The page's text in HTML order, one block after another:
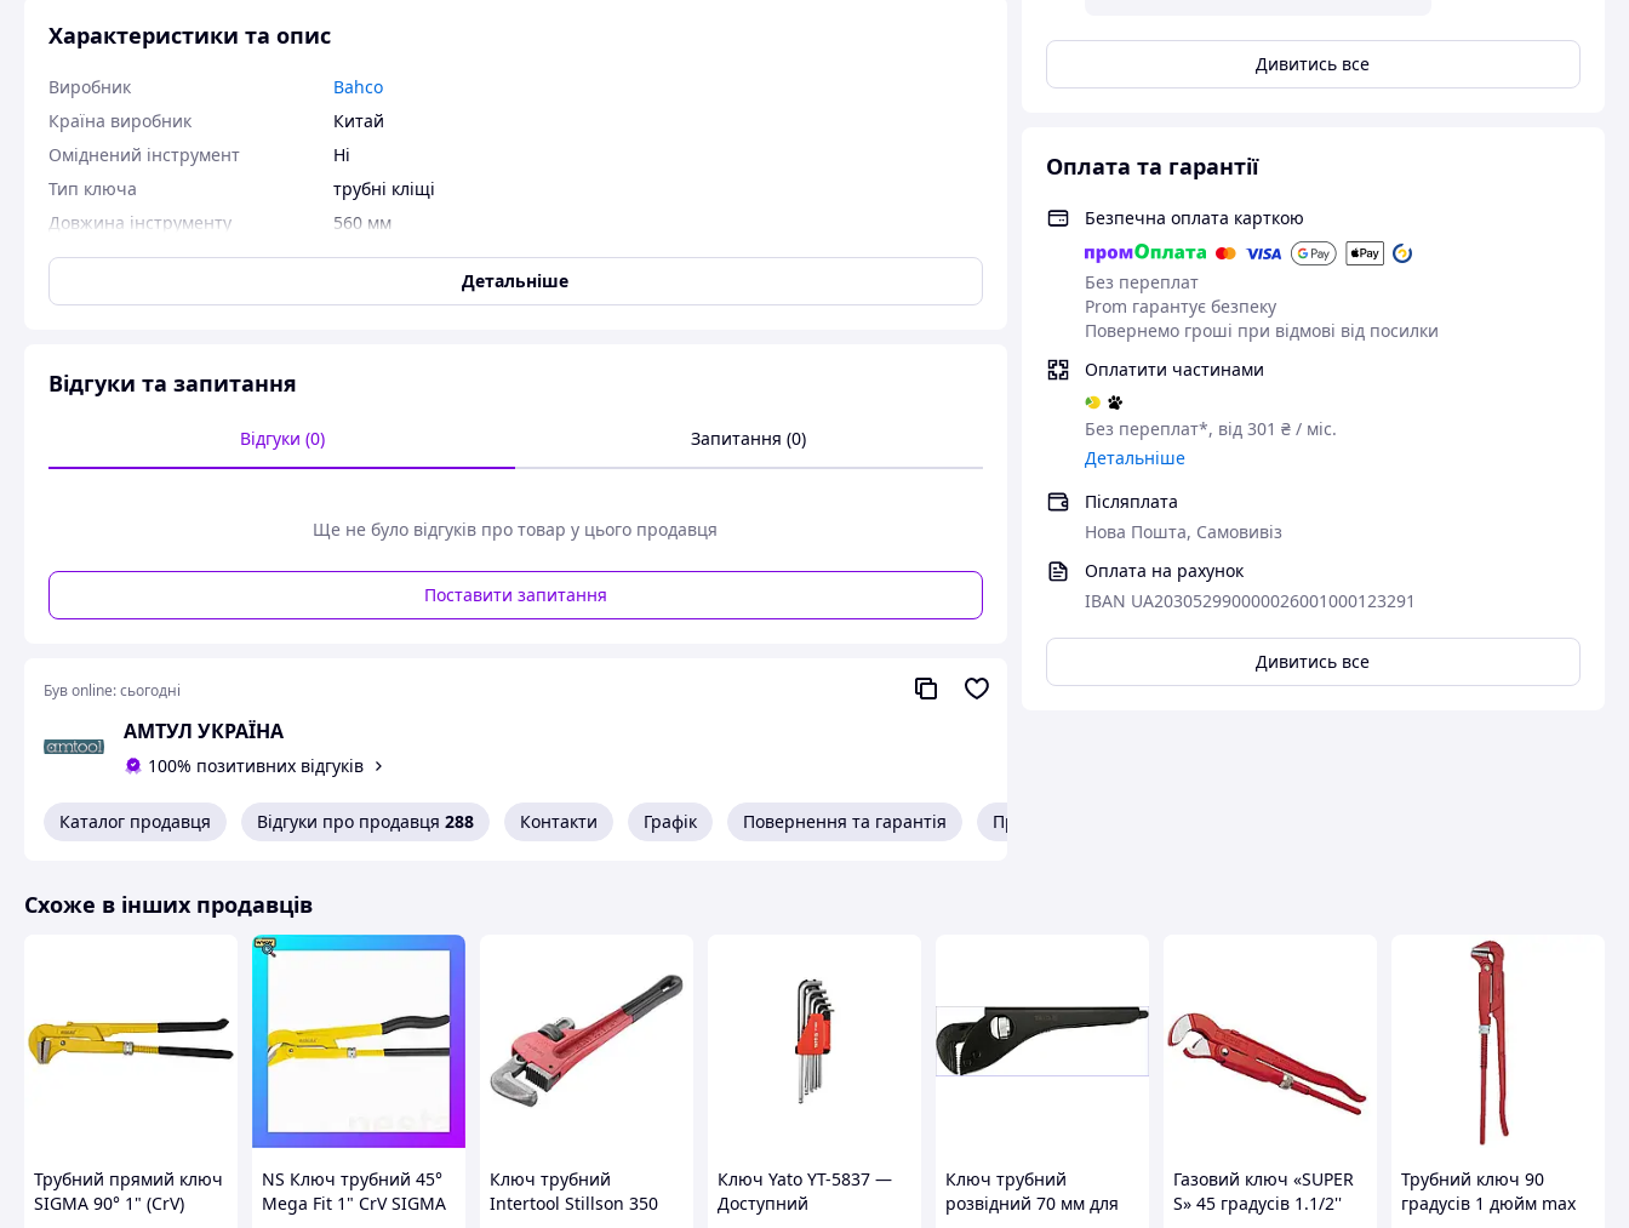
Дивитись все
Оплата та гарантії
Безпечна оплата карткою
Без переплат
Prom гарантує безпеку
Повернемо гроші при відмові від посилки
Оплатити частинами
Без переплат*, від 301 ₴ / міс.
Детальніше
Післяплата
Нова Пошта, Самовивіз
Оплата на рахунок
IBAN UA203052990000026001000123291
Дивитись все
Характеристики та опис
Виробник
Bahco
Країна виробник
Китай
Оміднений інструмент
Ні
Тип ключа
трубні кліщі
Довжина інструменту
560 мм
Стан
Новий
З універсальними губками
Кована сталь з індукційним загартуванням зубів
Зелене порошкове покриття
Схожі товари за характеристиками
Детальніше
Відгуки та запитання
Відгуки (0) Запитання (0)
Ще не було відгуків про товар у цього продавця
Поставити запитання
Був online:сьогодні
АМТУЛ УКРАЇНА
100% позитивних відгуків
Каталог продавця Відгуки про продавця 288 Контакти Графік Повернення та гарантія Про продавця
Схоже в інших продавців
Трубний прямий ключ
SIGMA 90° 1" (CrV)
NS Ключ трубний 45°
Mega Fit 1" CrV SIGMA
Ключ трубний
Intertool Stillson 350
Ключ Yato YT-5837 —
Доступний
Ключ трубний
розвідний 70 мм для
Газовий ключ «SUPER
S» 45 градусів 1.1/2''
Трубний ключ 90
градусів 1 дюйм max